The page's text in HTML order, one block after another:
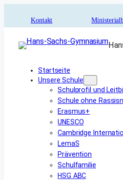
springen
Kontakt
Startseite
Unsere Schule
Schulprofil und
Schule ohne
Erasmus+
UNESCO
Cambridge
LemaS
Prävention
Schulfamilie
HSG ABC